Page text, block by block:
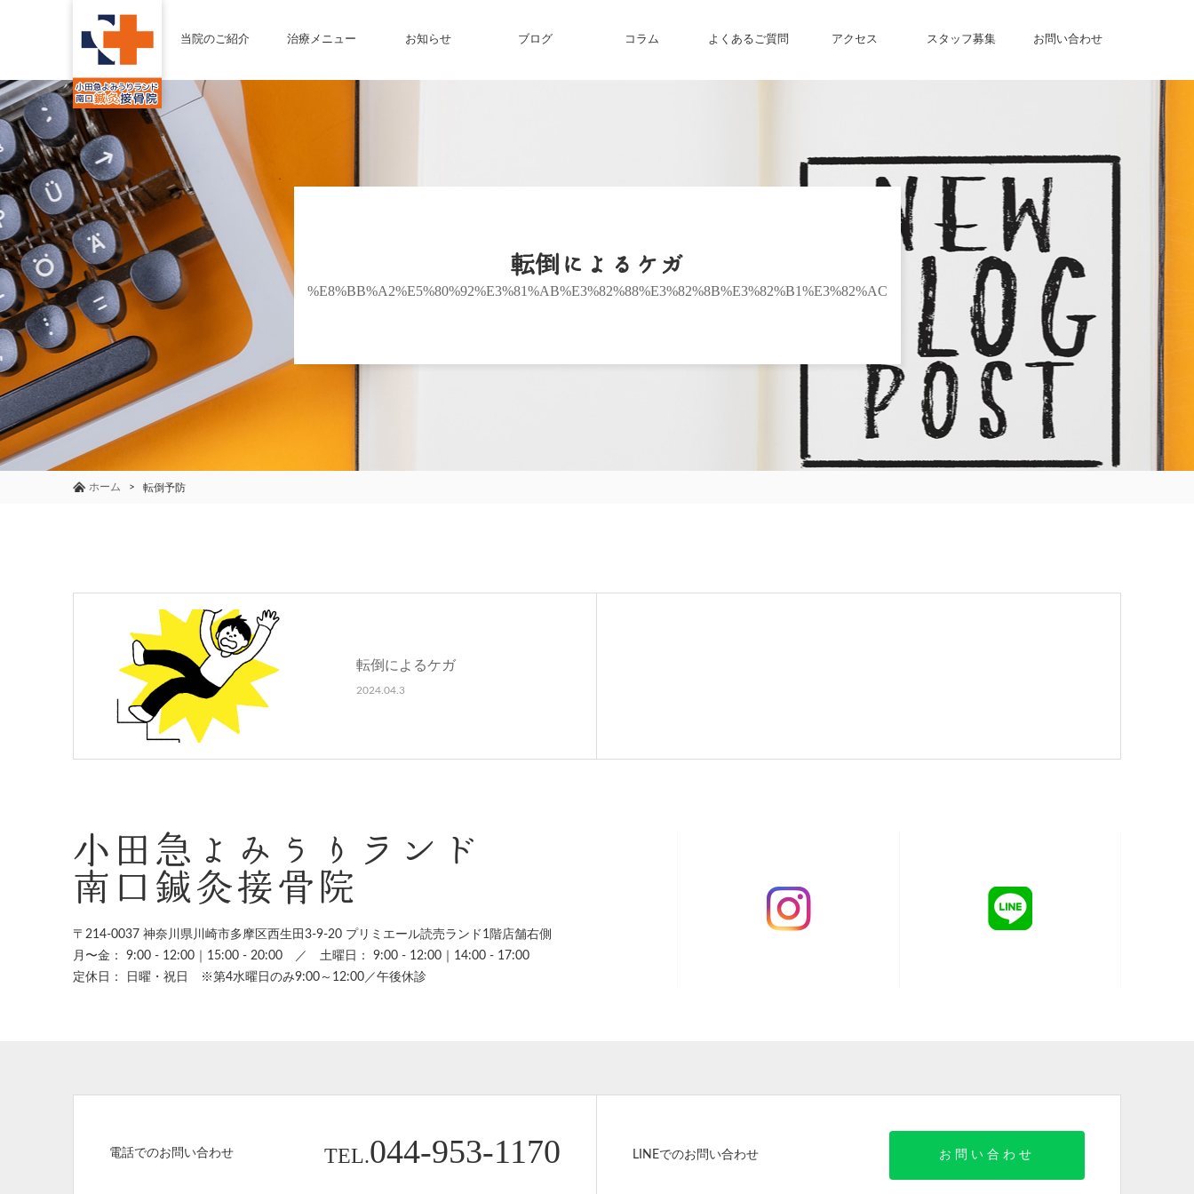
当院のご紹介 治療メニュー お知らせ ブログ コラム よくあるご質問 アクセス スタッフ募集 お問い合わせ
転倒によるケガ
%E8%BB%A2%E5%80%92%E3%81%AB%E3%82%88%E3%82%8B%E3%82%B1%E3%82%AC
ホーム 転倒予防
転倒によるケガ
2024.04.3
小田急よみうりランド
南口鍼灸接骨院
〒214-0037 神奈川県川崎市多摩区西生田3-9-20 プリミエール読売ランド1階店舗右側
月〜金： 9:00 - 12:00｜15:00 - 20:00 ／ 土曜日： 9:00 - 12:00｜14:00 - 17:00
定休日： 日曜・祝日 ※第4水曜日のみ9:00～12:00／午後休診
電話でのお問い合わせ TEL.044-953-1170 LINEでのお問い合わせ お問い合わせ